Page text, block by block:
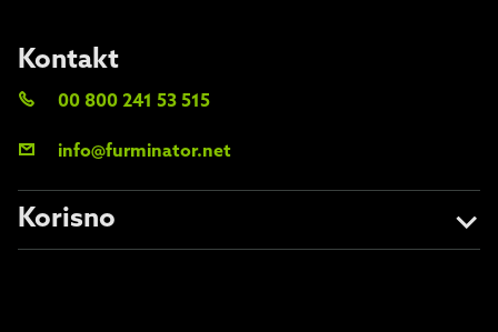
Korisno
Kontakt
00 800 241 53 515
info@furminator.net